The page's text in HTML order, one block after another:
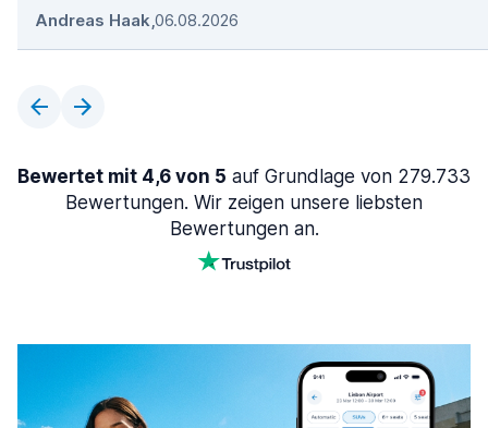
Andreas Haak,06.08.2026
Bewertet mit 4,6 von 5 auf Grundlage von 279.733
Bewertungen. Wir zeigen unsere liebsten
Bewertungen an.